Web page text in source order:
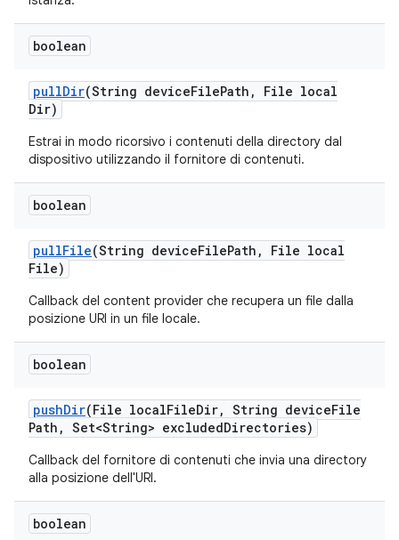
boolean
pullDir(String deviceFilePath ,
File local
Dir)
Estrai in modo ricorsivo i contenuti della directory dal
dispositivo utilizzando il fornitore di contenuti.
boolean
pullFile(String deviceFilePath ,
File local
File)
Callback del content provider che recupera un file dalla
posizione URI in un file locale.
boolean
pushDir(File localFileDir, String deviceFile
Path , Set<String> excludedDirectories)
Callback del fornitore di contenuti che invia una directory
alla posizione dell'URI.
boolean